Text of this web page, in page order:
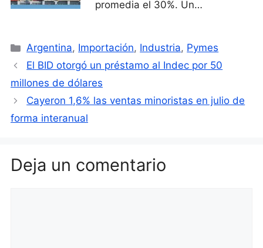
promedia el 30%. Un…
Categorías
Argentina, Importación, Industria, Pymes
El BID otorgó un préstamo al Indec por 50
millones de dólares
Cayeron 1,6% las ventas minoristas en julio de
forma interanual
Deja un comentario